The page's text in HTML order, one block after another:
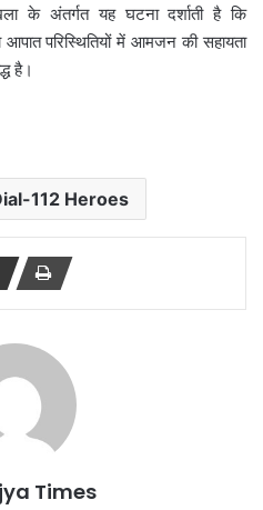
के अंतर्गत यह घटना दर्शाती है कि
परिस्थितियों में आमजन की सहायता
है।
112 Heroes
Times